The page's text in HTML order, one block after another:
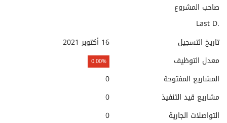
صاحب المشروع
Last D.
تاريخ التسجيل
16 أكتوبر 2021
معدل التوظيف
0.00%
المشاريع المفتوحة
0
مشاريع قيد التنفيذ
0
التواصلات الجارية
0